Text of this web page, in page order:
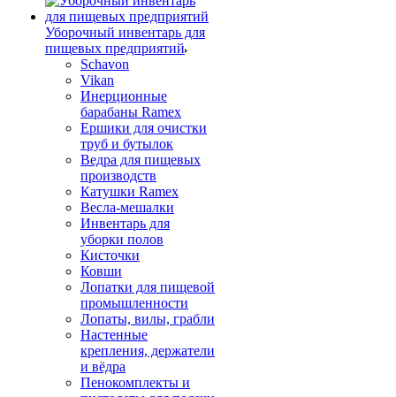
Уборочный инвентарь для
пищевых предприятий
Schavon
Vikan
Инерционные
барабаны Ramex
Ершики для очистки
труб и бутылок
Ведра для пищевых
производств
Катушки Ramex
Весла-мешалки
Инвентарь для
уборки полов
Кисточки
Ковши
Лопатки для пищевой
промышленности
Лопаты, вилы, грабли
Настенные
крепления, держатели
и вёдра
Пенокомплекты и